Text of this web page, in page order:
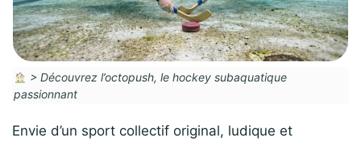
> Découvrez l’octopush, le hockey subaquatique
passionnant
Envie d’un sport collectif original, ludique et